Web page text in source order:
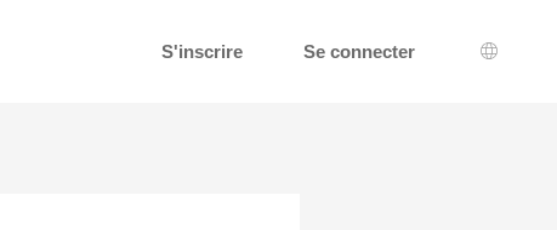
S'inscrire Se connecter
Choix